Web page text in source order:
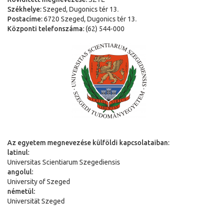
Székhelye:Szeged, Dugonics tér 13.
Postacíme:6720 Szeged, Dugonics tér 13.
Központi telefonszáma:(62) 544-000
Az egyetem megnevezése külföldi kapcsolataiban:
latinul:
Universitas Scientiarum Szegediensis
angolul:
University of Szeged
németül:
Universität Szeged